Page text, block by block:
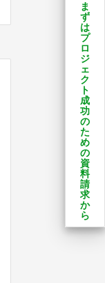
ま
ず
は
プ
ロ
ジ
ェ
ク
ト
成
功
の
た
め
の
資
料
請
求
か
ら